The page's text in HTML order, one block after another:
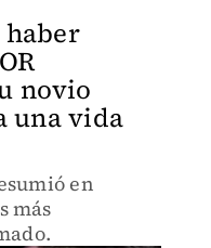
novio
una vida
en
más